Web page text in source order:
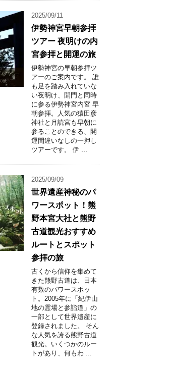
2025/09/11
伊勢神宮早朝参拝
ツアー 夜明けの内
宮参拝と開運の旅
伊勢神宮の早朝参拝ツ
アーのご案内です。 誰
も足を踏み入れていな
い夜明け、開門と同時
に参る伊勢神宮内宮 早
朝参拝。人気の猿田彦
神社と月読宮も早朝に
参ることのできる、開
運間違いなしの一押し
ツアーです。 伊 ...
2025/09/09
世界遺産神秘のパ
ワースポット！熊
野本宮大社と熊野
古道観光おすすめ
ルートとスポット
参拝の旅
古くから信仰を集めて
きた熊野古道は、日本
有数のパワースポッ
ト。2005年に「紀伊山
地の霊場と参詣道」の
一部として世界遺産に
登録されました。 そん
な人気を誇る熊野古道
観光。いくつかのルー
トがあり、何もわ ...